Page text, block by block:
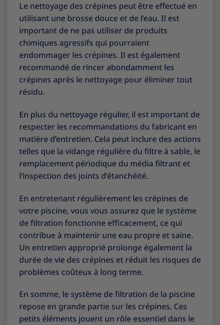
Le nettoyage des crépines peut être effectué en
utilisant une brosse douce et de l’eau. Il est
important de ne pas utiliser de produits
chimiques agressifs qui pourraient
endommager les crépines. Il est également
recommandé de rincer abondamment les
crépines après le nettoyage pour éliminer tout
résidu.
En plus du nettoyage régulier, il est important de
respecter les recommandations du fabricant en
matière d’entretien. Cela peut inclure des actions
telles que la vidange régulière du filtre à sable, le
remplacement périodique du média filtrant et
l’inspection des joints d’étanchéité.
En entretenant régulièrement les crépines de
votre piscine, vous vous assurez que le système
de filtration fonctionne efficacement, ce qui
contribue à maintenir une eau propre et saine.
Un entretien approprié prolonge également la
durée de vie des crépines et réduit les risques de
problèmes coûteux à long terme.
En somme, le système de filtration de la piscine
repose en grande partie sur les crépines. Ces
petits éléments jouent un rôle essentiel dans le